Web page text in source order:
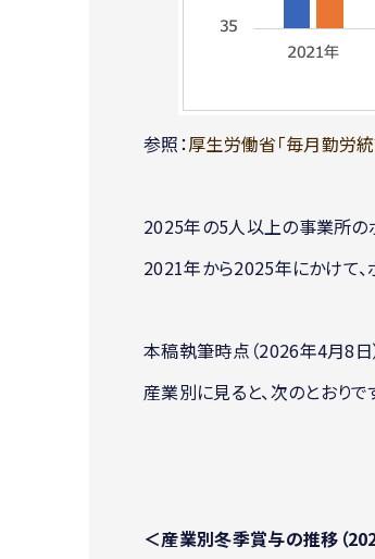
参照：厚生労働省「毎月勤労統
2025年の5人以上の事業所の
2021年から2025年にかけて、
本稿執筆時点（2026年4月8
産業別に見ると、次のとおりで
＜産業別冬季賞与の推移（